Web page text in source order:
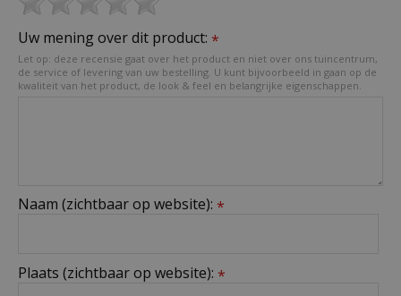
Uw mening over dit product: *
Let op: deze recensie gaat over het product en niet over ons tuincentrum,
de service of levering van uw bestelling. U kunt bijvoorbeeld in gaan op de
kwaliteit van het product, de look & feel en belangrijke eigenschappen.
Naam (zichtbaar op website): *
Plaats (zichtbaar op website): *